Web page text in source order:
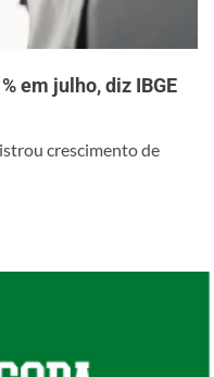
em julho, diz IBGE
crescimento de